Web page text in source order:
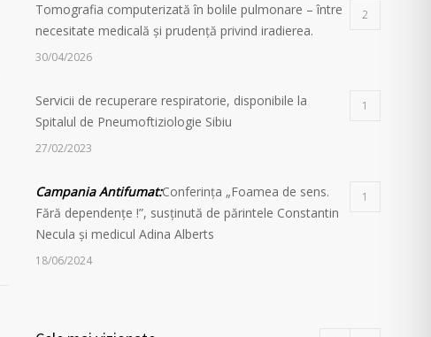
Tomografia computerizată în bolile pulmonare – între
necesitate medicală și prudență privind iradierea.
2
30/04/2026
Servicii de recuperare respiratorie, disponibile la
Spitalul de Pneumoftiziologie Sibiu
1
27/02/2023
Campania Antifumat:Conferința „Foamea de sens.
Fără dependențe !”, susținută de părintele Constantin
Necula și medicul Adina Alberts
1
18/06/2024